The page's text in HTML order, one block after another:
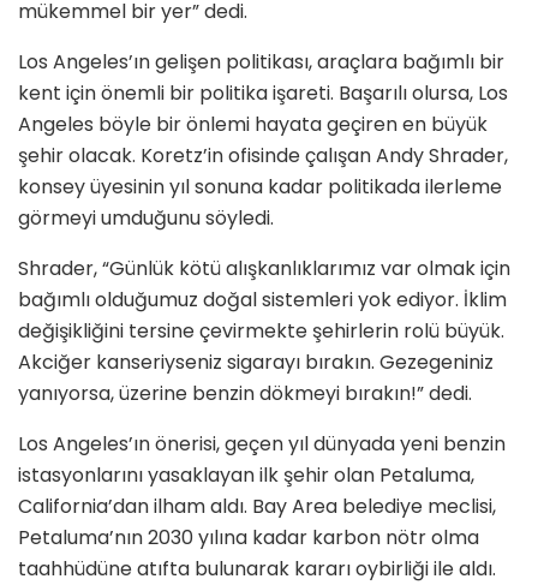
mükemmel bir yer” dedi.
Los Angeles’ın gelişen politikası, araçlara bağımlı bir
kent için önemli bir politika işareti. Başarılı olursa, Los
Angeles böyle bir önlemi hayata geçiren en büyük
şehir olacak. Koretz’in ofisinde çalışan Andy Shrader,
konsey üyesinin yıl sonuna kadar politikada ilerleme
görmeyi umduğunu söyledi.
Shrader, “Günlük kötü alışkanlıklarımız var olmak için
bağımlı olduğumuz doğal sistemleri yok ediyor. İklim
değişikliğini tersine çevirmekte şehirlerin rolü büyük.
Akciğer kanseriyseniz sigarayı bırakın. Gezegeniniz
yanıyorsa, üzerine benzin dökmeyi bırakın!” dedi.
Los Angeles’ın önerisi, geçen yıl dünyada yeni benzin
istasyonlarını yasaklayan ilk şehir olan Petaluma,
California’dan ilham aldı. Bay Area belediye meclisi,
Petaluma’nın 2030 yılına kadar karbon nötr olma
taahhüdüne atıfta bulunarak kararı oybirliği ile aldı.